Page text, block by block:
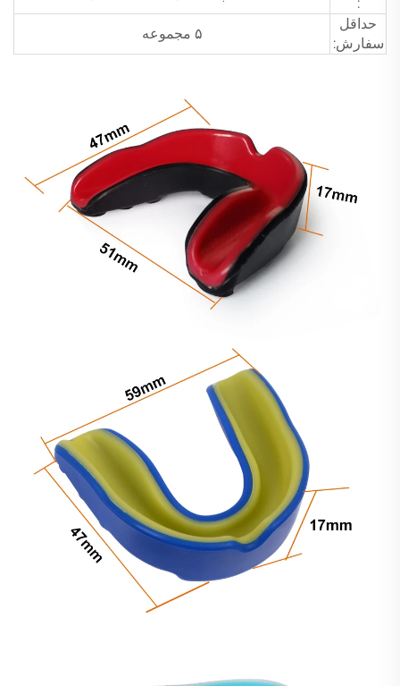
:
حداقل
سفارش:
۵ مجموعه